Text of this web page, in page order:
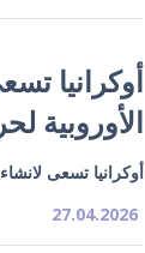
أوكرانيا
الأوروبية
أوكرانيا تسعى
27.04.2026